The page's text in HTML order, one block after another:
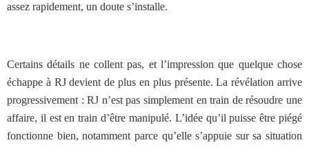
assez rapidement, un doute s’installe.
Certains détails ne collent pas, et l’impression que quelque chose
échappe à RJ devient de plus en plus présente. La révélation arrive
progressivement : RJ n’est pas simplement en train de résoudre une
affaire, il est en train d’être manipulé. L’idée qu’il puisse être piégé
fonctionne bien, notamment parce qu’elle s’appuie sur sa situation